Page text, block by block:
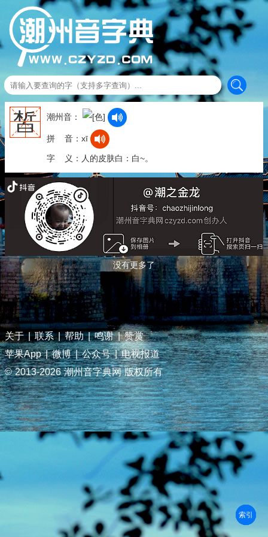
皙 潮州音：
拼 音：xī
字 义：人的皮肤白：白~。
没有更多了
关于 | 联系 | 帮助 | 鸣谢 | 赞赏
苹果App | 微博 | 公众号 | 电视报道
© 2013-2026 潮州音字典网 版权所有
部首
笔划
拼音
潮拼